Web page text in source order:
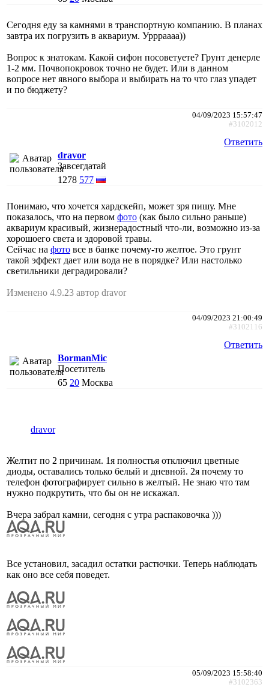
Сегодня еду за камнями в транспортную компанию. В планах
завтра их погрузить в аквариум. Уррраааа))
Вопрос к знатокам. Какой сифон посоветуете? Грунт денерле
1-2 мм. Почвопокровок точно не будет. Или в данном
вопросе нет явного выбора и выбирать на то что глаз упадет
и по бюджету?
04/09/2023 15:57:47
#3102012
Ответить
dravor
Завсегдатай
1278 577
Понимаю, что хочется хардскейп, может зря пишу. Мне
показалось, что на первом фото (как было сильно раньше)
аквариум красивый, жизнерадостный что-ли, возможно из-за
хорошоего света и здоровой травы.
Сейчас на фото все в банке почему-то желтое. Это грунт
такой эффект дает или вода не в порядке? Или настолько
светильники деградировали?
Изменено 4.9.23 автор dravor
04/09/2023 21:00:49
#3102116
Ответить
BormanMic
Посетитель
65 20 Москва
dravor
Желтит по 2 причинам. 1я полностья отключил цветные
диоды, оставались только белый и дневной. 2я почему то
телефон фотографирует сильно в желтый. Не знаю что там
нужно подкрутить, что бы он не искажал.
Вчера забрал камни, сегодня с утра распаковочка )))
Все установил, засадил остатки растючки. Теперь наблюдать
как оно все себя поведет.
05/09/2023 15:58:40
#3102363